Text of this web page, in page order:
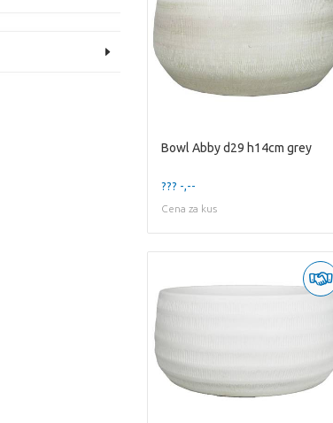
Bowl Abby d29 h14cm grey
??? -,--
Cena za kus